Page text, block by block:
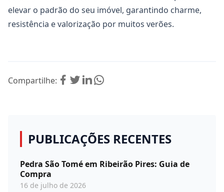
elevar o padrão do seu imóvel, garantindo charme,
resistência e valorização por muitos verões.
Compartilhe:
PUBLICAÇÕES RECENTES
Pedra São Tomé em Ribeirão Pires: Guia de
Compra
16 de julho de 2026